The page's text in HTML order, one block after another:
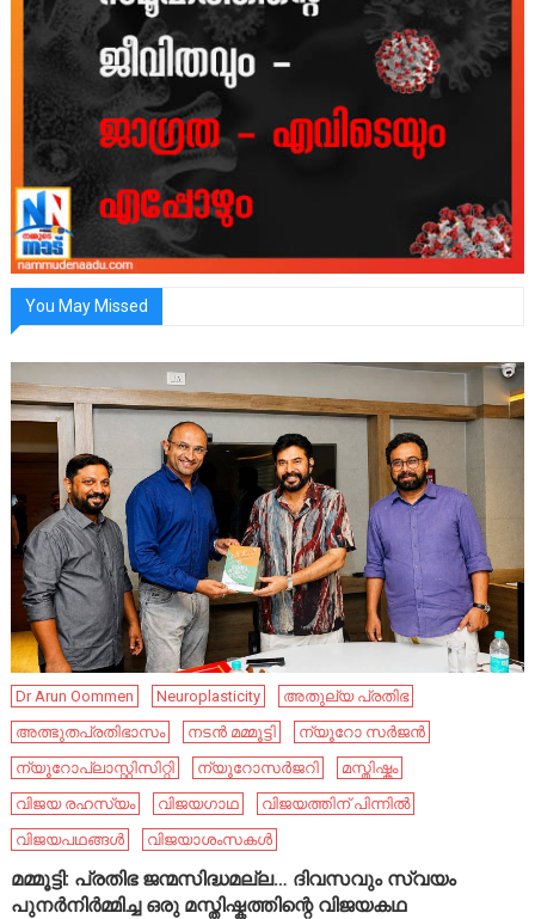
You May Missed
Dr Arun Oommen Neuroplasticity
അതുല്യ പ്രതിഭ
അത്ഭുതപ്രതിഭാസം
നടൻ മമ്മൂട്ടി
ന്യൂറോ സർജൻ
ന്യൂറോപ്ലാസ്റ്റിസിറ്റി
ന്യൂറോസർജറി
മസ്തിഷ്കം
വിജയ രഹസ്യം
വിജയഗാഥ
വിജയത്തിന് പിന്നിൽ
വിജയപഥങ്ങൾ
വിജയാശംസകൾ
മമ്മൂട്ടി: പ്രതിഭ ജന്മസിദ്ധമല്ല… ദിവസവും സ്വയം
പുനർനിർമ്മിച്ച ഒരു മസ്തിഷ്കത്തിന്റെ വിജയകഥ